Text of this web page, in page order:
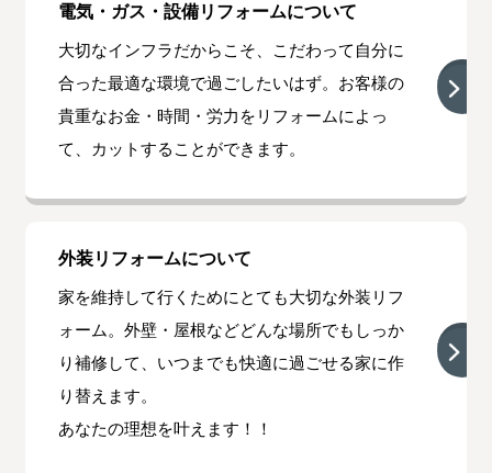
電気・ガス・設備リフォームについて
大切なインフラだからこそ、こだわって自分に
合った最適な環境で過ごしたいはず。お客様の
貴重なお金・時間・労力をリフォームによっ
て、カットすることができます。
外装リフォームについて
家を維持して行くためにとても大切な外装リフ
ォーム。外壁・屋根などどんな場所でもしっか
り補修して、いつまでも快適に過ごせる家に作
り替えます。
あなたの理想を叶えます！！